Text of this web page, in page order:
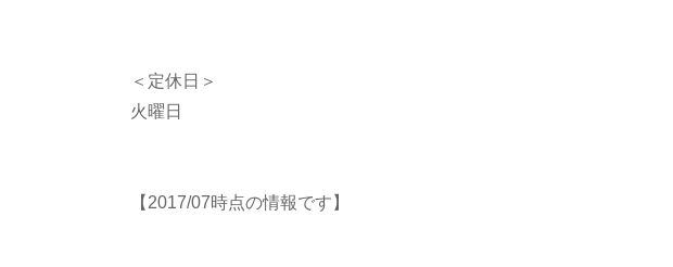
＜定休日＞
火曜日
【2017/07時点の情報です】